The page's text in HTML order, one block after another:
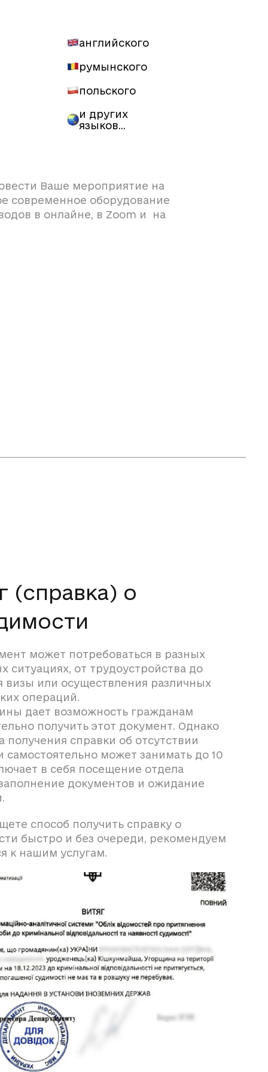
английского
румынского
польского
и других
языков…
Ваше мероприятие на
современное оборудование
в онлайне, в Zoom и на
(справка) о
может потребоваться в разных
ситуациях, от трудоустройства до
визы или осуществления различных
операций.
дает возможность гражданам
получить этот документ. Однако
получения справки об отсутствии
самостоятельно может занимать до 10
в себя посещение отдела
документов и ожидание
способ получить справку о
быстро и без очереди, рекомендуем
к нашим услугам.